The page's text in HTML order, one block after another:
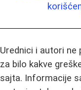
Urednici i autori ne
za bilo kakve
sajta. Informacije